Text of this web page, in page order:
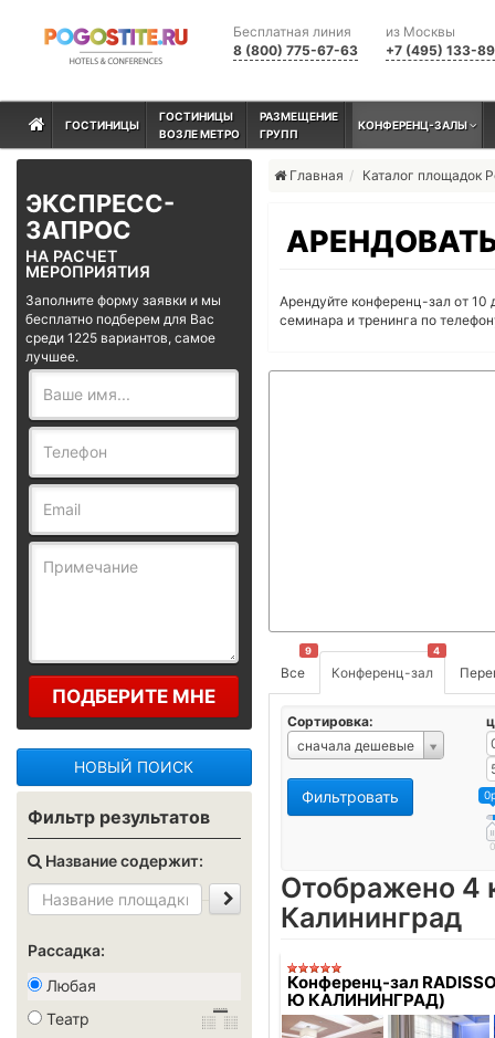
из Москвы
+7 (495) 133-
Бесплатная линия
8 (800) 775-67-63
ГОСТИНИЦЫ
ГОСТИНИЦЫ
ВОЗЛЕ МЕТРО
РАЗМЕЩЕНИЕ
ГРУПП
КОНФЕРЕНЦ-ЗАЛЫ
ЭКСПРЕСС-
ЗАПРОС
НА РАСЧЕТ
МЕРОПРИЯТИЯ
Заполните форму заявки и мы
бесплатно подберем для Вас
среди 1225 вариантов, самое
лучшее.
ПОДБЕРИТЕ МНЕ
НОВЫЙ ПОИСК
Фильтр результатов
Название содержит:
Рассадка:
Любая
Театр
Главная Каталог площадок
Арендуйте конференц-зал от 10
семинара и тренинга по
Все
9
Конференц-зал
4
Сортировка:
сначала дешевые
Фильтровать
Отображено 4
Калининград
Конференц-зал
Ю КАЛИНИНГРАД)